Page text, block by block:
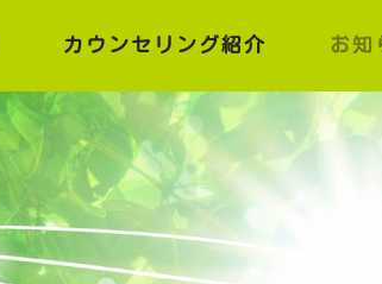
カウンセリング紹介 お知